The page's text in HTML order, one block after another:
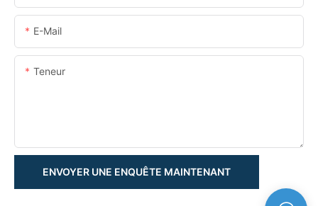
E-Mail
Teneur
ENVOYER UNE ENQUÊTE MAINTENANT